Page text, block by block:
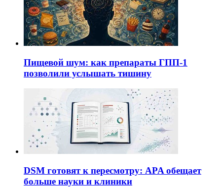
Пищевой шум: как препараты ГПП-1
позволили услышать тишину
DSM готовят к пересмотру: APA обещает
больше науки и клиники